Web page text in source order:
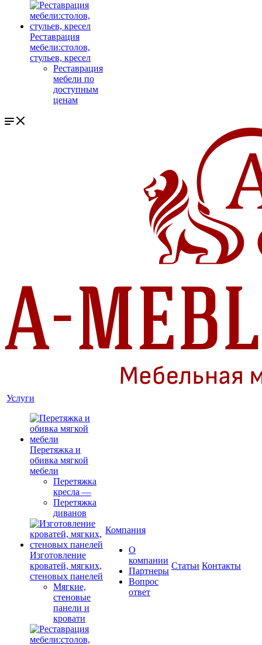
Реставрация
мебели:столов,
стульев, кресел
Реставрация
мебели по
доступным
ценам
Услуги
Перетяжка и
обивка мягкой
мебели
Перетяжка
кресла —
Перетяжка
диванов
Изготовление
кроватей, мягких,
стеновых панелей
Мягкие,
стеновые
панели и
кровати
Компания
О
компании
Партнеры
Вопрос
ответ
Cтатьи Контакты